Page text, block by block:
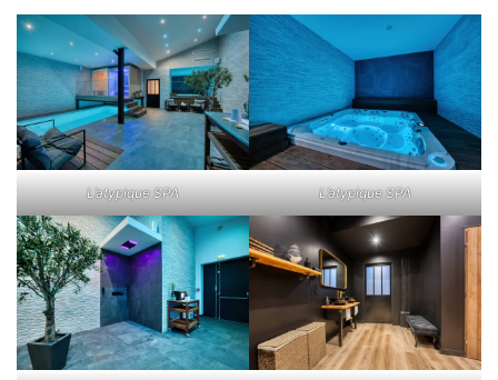
L’atypique SPA L’atypique SPA